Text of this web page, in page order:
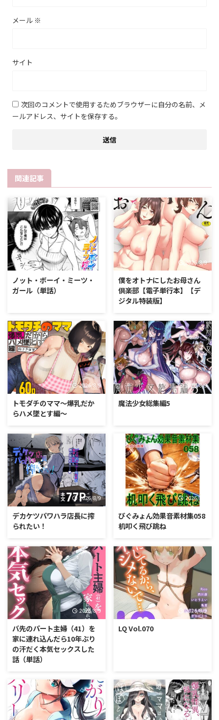
メール ※
サイト
次回のコメントで使用するためブラウザーに自分の名前、メ
ールアドレス、サイトを保存する。
関連記事
2026/8/9
ノット・ボーイ・ミーツ・
ガール（単話）
2026/8/9
僕をオトナにしたお母さん
倶楽部【電子単行本】【デ
ジタル特装版】
2026/8/9
トモダチのママ〜爆乳だか
らハメ墜とす編〜
2026/8/9
魔法少女総集編5
2026/8/9
デカケツパワハラ店長に搾
られたい！
2026/8/9
ぴぐみょん効果音素材集058
机叩く飛び跳ね
2026/8/9
バ先のパート主婦（41）を
家に連れ込んだら10年ぶり
の汗だく本気セックスした
話（単話）
2026/8/9
LQ Vol.070